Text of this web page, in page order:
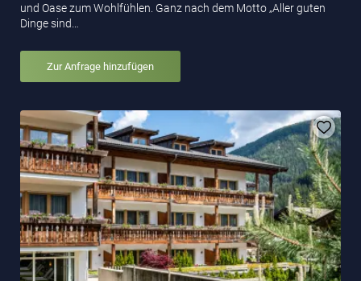
und Oase zum Wohlfühlen. Ganz nach dem Motto „Aller guten
Dinge sind…
Zur Anfrage hinzufügen